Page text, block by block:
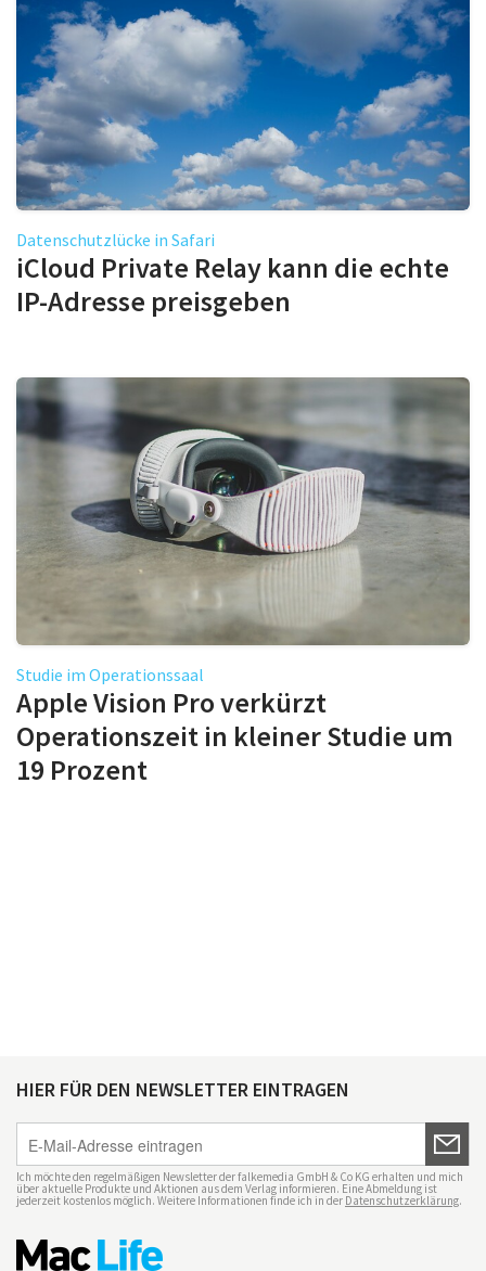
Datenschutzlücke in Safari
iCloud Private Relay kann die echte
IP-Adresse preisgeben
Studie im Operationssaal
Apple Vision Pro verkürzt
Operationszeit in kleiner Studie um
19 Prozent
HIER FÜR DEN NEWSLETTER EINTRAGEN
Ich möchte den regelmäßigen Newsletter der falkemedia GmbH & Co KG erhalten und mich
über aktuelle Produkte und Aktionen aus dem Verlag informieren. Eine Abmeldung ist
jederzeit kostenlos möglich. Weitere Informationen finde ich in der Datenschutzerklärung.